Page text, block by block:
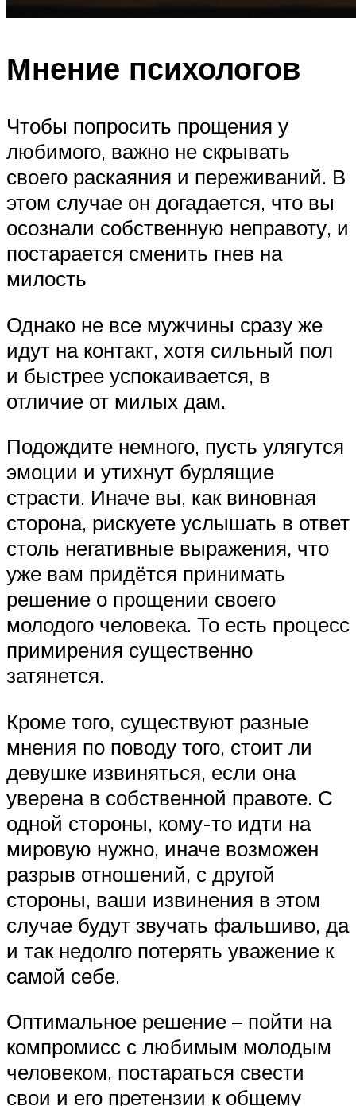
Мнение психологов
Чтобы попросить прощения у
любимого, важно не скрывать
своего раскаяния и переживаний. В
этом случае он догадается, что вы
осознали собственную неправоту, и
постарается сменить гнев на
милость
Однако не все мужчины сразу же
идут на контакт, хотя сильный пол
и быстрее успокаивается, в
отличие от милых дам.
Подождите немного, пусть улягутся
эмоции и утихнут бурлящие
страсти. Иначе вы, как виновная
сторона, рискуете услышать в ответ
столь негативные выражения, что
уже вам придётся принимать
решение о прощении своего
молодого человека. То есть процесс
примирения существенно
затянется.
Кроме того, существуют разные
мнения по поводу того, стоит ли
девушке извиняться, если она
уверена в собственной правоте. С
одной стороны, кому-то идти на
мировую нужно, иначе возможен
разрыв отношений, с другой
стороны, ваши извинения в этом
случае будут звучать фальшиво, да
и так недолго потерять уважение к
самой себе.
Оптимальное решение – пойти на
компромисс с любимым молодым
человеком, постараться свести
свои и его претензии к общему